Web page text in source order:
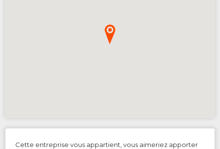
Cette entreprise vous appartient, vous aimeriez apporter